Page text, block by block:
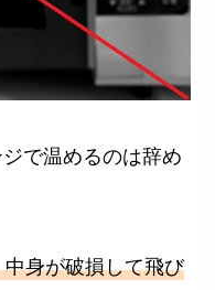
で温めるのは辞め
身が破損して飛び